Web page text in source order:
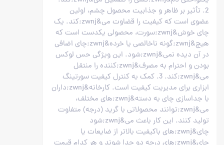
2. تأثیر بر ظاهر و جذابیت محصول چشم، اولین
عضوی است که کیفیت را قضاوت می&zwnj;کند. یک
چای خوش&zwnj;سورت، محصولی یکدست است که
هیچ&zwnj;گونه ناخالصی یا خرده&zwnj;چای اضافی
در آن دیده نمی&zwnj;شود. این ویژگی حس لوکس
بودن و احترام به مصرف&zwnj;کننده را منتقل
می&zwnj;کند. 3. کمک به کنترل کیفیت سورتینگ
ابزاری برای مدیریت کیفیت است. کارخانه&zwnj;داران
با جداسازی چای به دسته&zwnj;های مختلف،
می&zwnj;توانند محصولاتی با گرید (درجه) متفاوت
تولید کنند. این کار باعث می&zwnj;شود
چای&zwnj;های باکیفیت بالاتر از ضایعات یا